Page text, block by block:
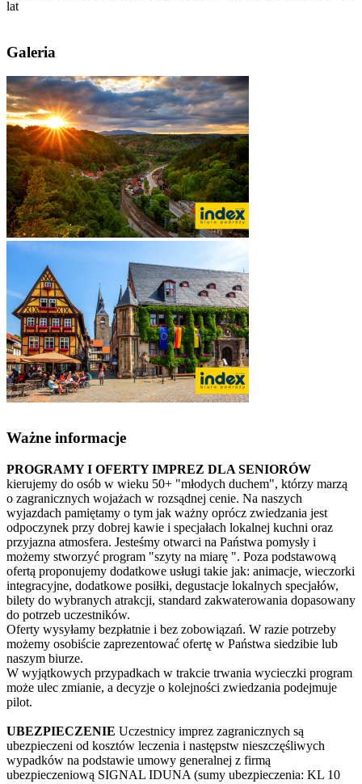
lat
Galeria
Ważne informacje
PROGRAMY I OFERTY IMPREZ DLA SENIORÓW
kierujemy do osób w wieku 50+ "młodych duchem", którzy marzą
o zagranicznych wojażach w rozsądnej cenie. Na naszych
wyjazdach pamiętamy o tym jak ważny oprócz zwiedzania jest
odpoczynek przy dobrej kawie i specjałach lokalnej kuchni oraz
przyjazna atmosfera. Jesteśmy otwarci na Państwa pomysły i
możemy stworzyć program "szyty na miarę ". Poza podstawową
ofertą proponujemy dodatkowe usługi takie jak: animacje, wieczorki
integracyjne, dodatkowe posiłki, degustacje lokalnych specjałów,
bilety do wybranych atrakcji, standard zakwaterowania dopasowany
do potrzeb uczestników.
Oferty wysyłamy bezpłatnie i bez zobowiązań. W razie potrzeby
możemy osobiście zaprezentować ofertę w Państwa siedzibie lub
naszym biurze.
W wyjątkowych przypadkach w trakcie trwania wycieczki program
może ulec zmianie, a decyzje o kolejności zwiedzania podejmuje
pilot.
UBEZPIECZENIE Uczestnicy imprez zagranicznych są
ubezpieczeni od kosztów leczenia i następstw nieszczęśliwych
wypadków na podstawie umowy generalnej z firmą
ubezpieczeniową SIGNAL IDUNA (sumy ubezpieczenia: KL 10